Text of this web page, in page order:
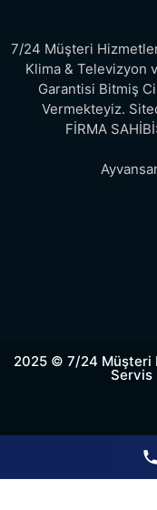
7/24 Müşteri
Klima & Televizyon
Garantisi Bitmiş
Vermekteyiz.
FİRMA
2025 © 7/24 Müşteri
Servis